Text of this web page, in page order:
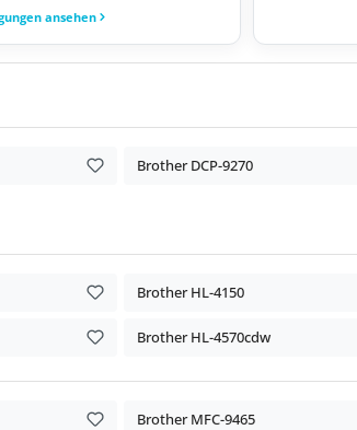
ansehen
Brother DCP-9270
Brother HL-4150
Brother HL-4570cdw
Brother MFC-9465